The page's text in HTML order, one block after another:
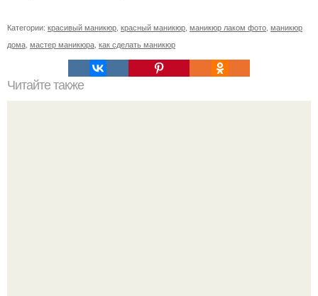
Категории: красивый маникюр, красный маникюр, маникюр лаком фото, маникюр
дома, мастер маникюра, как сделать маникюр
Читайте также